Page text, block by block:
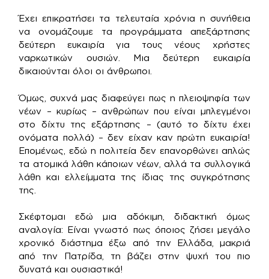
Έχει επικρατήσει τα τελευταία χρόνια η συνήθεια
να ονομάζουμε τα προγράμματα απεξάρτησης
δεύτερη ευκαιρία για τους νέους χρήστες
ναρκωτικών ουσιών. Μια δεύτερη ευκαιρία
δικαιούνται όλοι οι άνθρωποι.
Όμως, συχνά μας διαφεύγει πως η πλειοψηφία των
νέων – κυρίως – ανθρώπων που είναι μπλεγμένοι
στο δίχτυ της εξάρτησης – (αυτό το δίχτυ έχει
ονόματα πολλά) – δεν είχαν καν πρώτη ευκαιρία!
Επομένως, εδώ η πολιτεία δεν επανορθώνει απλώς
τα ατομικά λάθη κάποιων νέων, αλλά τα συλλογικά
λάθη και ελλείμματα της ίδιας της συγκρότησης
της.
Σκέφτομαι εδώ μια αδόκιμη, διδακτική όμως
αναλογία: Είναι γνωστό πως όποιος ζήσει μεγάλο
χρονικό διάστημα έξω από την Ελλάδα, μακριά
από την Πατρίδα, τη βάζει στην ψυχή του πιο
δυνατά και ουσιαστικά!